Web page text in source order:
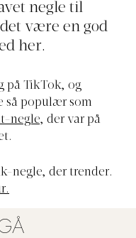
negle til
være en god
her.
på TikTok, og
så populær som
negle, der var på
negle, der trender.